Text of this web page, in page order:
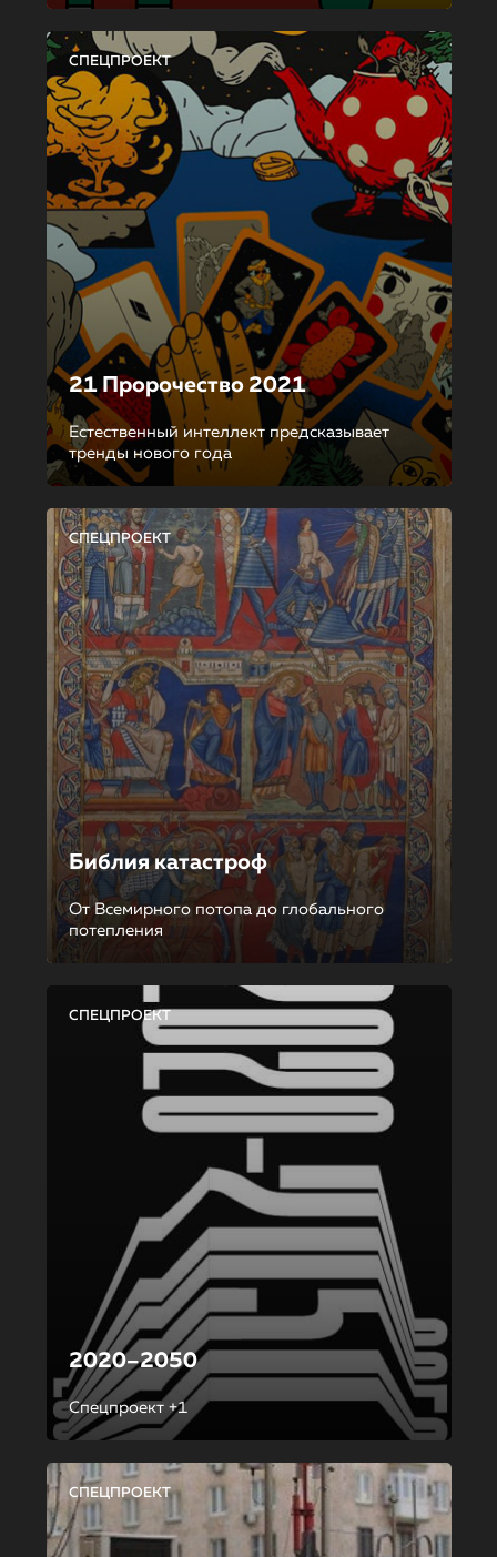
СПЕЦПРОЕКТ
21 Пророчество 2021
Естественный интеллект предсказывает
тренды нового года
СПЕЦПРОЕКТ
Библия катастроф
От Всемирного потопа до глобального
потепления
СПЕЦПРОЕКТ
2020–2050
Спецпроект +1
СПЕЦПРОЕКТ